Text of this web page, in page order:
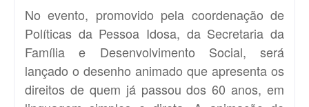
No evento, promovido pela coordenação de
Políticas da Pessoa Idosa, da Secretaria da
Família e Desenvolvimento Social, será
lançado o desenho animado que apresenta os
direitos de quem já passou dos 60 anos, em